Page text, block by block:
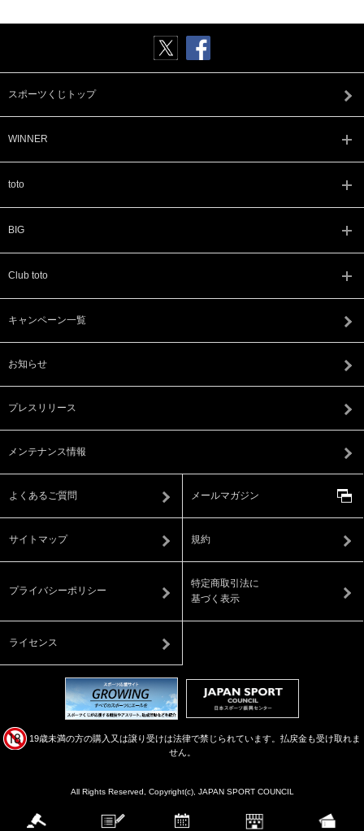
スポーツくじトップ
WINNER
toto
BIG
Club toto
キャンペーン一覧
お知らせ
プレスリリース
メンテナンス情報
よくあるご質問 メールマガジン
サイトマップ 規約
プライバシーポリシー
特定商取引法に
基づく表示
ライセンス
19歳未満の方の購入又は譲り受けは法律で禁じられています。払戻金も受け取れま
せん。
All Rights Reserved, Copyright(c), JAPAN SPORT COUNCIL